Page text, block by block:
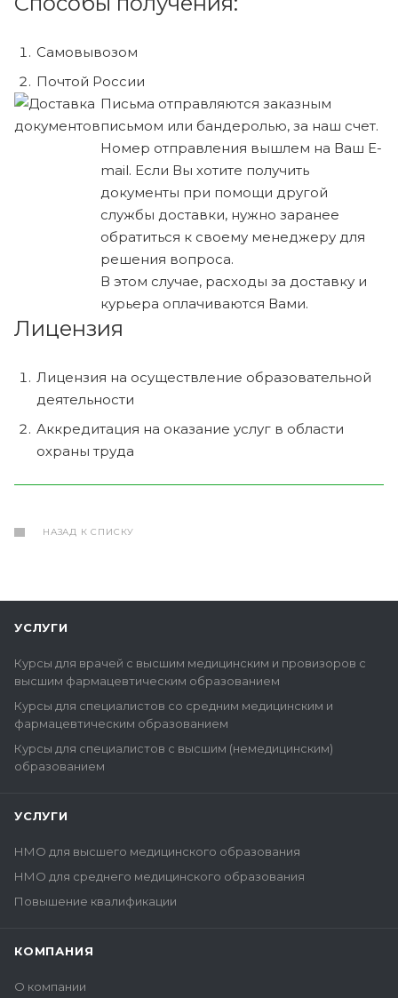
Самовывозом
Почтой России
Письма отправляются заказным
письмом или бандеролью, за наш счет.
Номер отправления вышлем на Ваш E-
mail. Если Вы хотите получить
документы при помощи другой
службы доставки, нужно заранее
обратиться к своему менеджеру для
решения вопроса.
В этом случае, расходы за доставку и
курьера оплачиваются Вами.
Лицензия
Лицензия на осуществление образовательной
деятельности
Аккредитация на оказание услуг в области
охраны труда
НАЗАД К СПИСКУ
УСЛУГИ
Курсы для врачей с высшим медицинским и провизоров с
высшим фармацевтическим образованием
Курсы для специалистов со средним медицинским и
фармацевтическим образованием
Курсы для специалистов с высшим (немедицинским)
образованием
УСЛУГИ
НМО для высшего медицинского образования
НМО для среднего медицинского образования
Повышение квалификации
КОМПАНИЯ
О компании